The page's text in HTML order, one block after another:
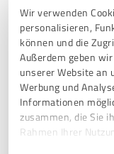
Wir verwenden
personalisieren,
können und die
Außerdem geben
unserer Website an
Werbung und
Informationen
zusammen, die Sie
Rahmen Ihrer
Leider war der
hilfreich. Wir
Anstatt sich der
Flug, der
Land) hat er nur
dass wir dann halt
Also habe ich das